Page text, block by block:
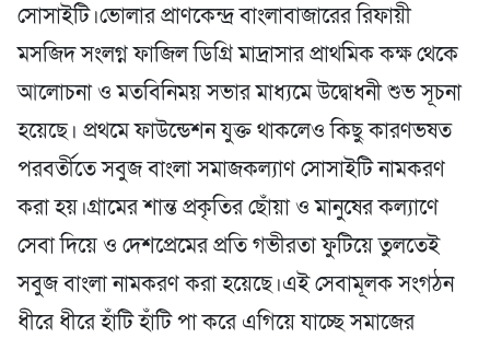
সোসাইটি।ভোলার প্রাণকেন্দ্র বাংলাবাজারের রিফায়ী
মসজিদ সংলগ্ন ফাজিল ডিগ্রি মাদ্রাসার প্রাথমিক কক্ষ থেকে
আলোচনা ও মতবিনিময় সভার মাধ্যমে উদ্বোধনী শুভ সূচনা
হয়েছে। প্রথমে ফাউন্ডেশন যুক্ত থাকলেও কিছু কারণভষত
পরবর্তীতে সবুজ বাংলা সমাজকল্যাণ সোসাইটি নামকরণ
করা হয়।গ্রামের শান্ত প্রকৃতির ছোঁয়া ও মানুষের কল্যাণে
সেবা দিয়ে ও দেশপ্রেমের প্রতি গভীরতা ফুটিয়ে তুলতেই
সবুজ বাংলা নামকরণ করা হয়েছে।এই সেবামূলক সংগঠন
ধীরে ধীরে হাঁটি হাঁটি পা করে এগিয়ে যাচ্ছে সমাজের